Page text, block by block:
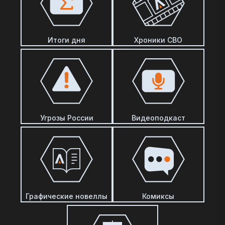
Итоги дня Хроники СВО
Угрозы России Видеоподкаст
Графические новеллы Комиксы